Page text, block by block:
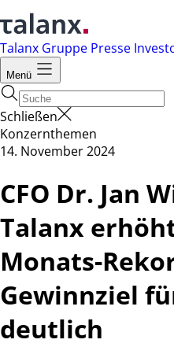
Talanx Gruppe Presse
Menü
Schließen
Konzernthemen
14. November 2024
CFO Dr. Jan
Talanx
Monats-
Gewinnziel
deutlich